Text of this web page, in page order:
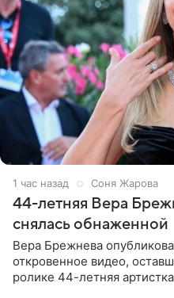
1 час назад Соня Жарова
44-летняя Вера
снялась обнаженной
Вера Брежнева
откровенное видео,
ролике 44-летняя